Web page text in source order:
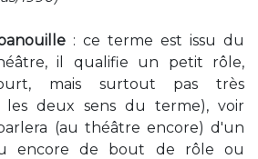
: ce terme est issu du
il qualifie un petit rôle,
mais surtout pas très
les deux sens du terme), voir
(au théâtre encore) d'un
encore de bout de rôle ou